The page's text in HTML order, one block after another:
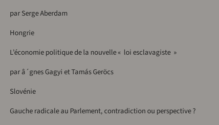
par Serge Aberdam
Hongrie
L’économie politique de la nouvelle « loi esclavagiste »
par â´gnes Gagyi et Tamás Geröcs
Slovénie
Gauche radicale au Parlement, contradiction ou perspective ?